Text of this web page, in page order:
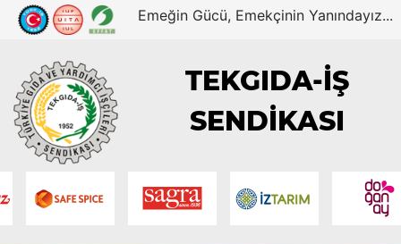
Emeğin Gücü, Emekçinin Yanındayız...
TEKGIDA-İŞ
SENDİKASI